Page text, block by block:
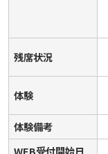
残席状況
体験
体験備考
WEB受付開始日